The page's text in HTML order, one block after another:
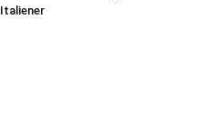
Italiener